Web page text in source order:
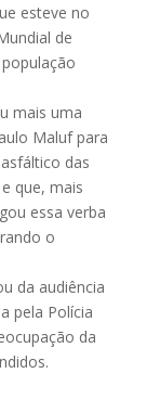
esteve no
de
mais uma
Maluf para
das
que, mais
essa verba
o
da audiência
pela Polícia
da